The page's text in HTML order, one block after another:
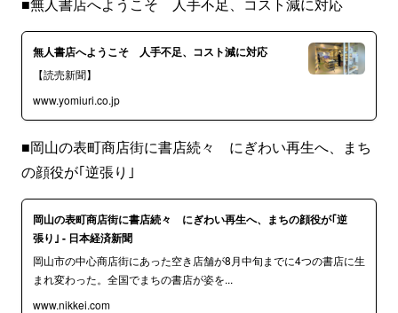
無人書店へようこそ 人手不足、コスト減に対応
【読売新聞】
www.yomiuri.co.jp
■岡山の表町商店街に書店続々 にぎわい再生へ、まち
の顔役が｢逆張り｣
岡山の表町商店街に書店続々 にぎわい再生へ、まちの顔役が｢逆
張り｣ - 日本経済新聞
岡山市の中心商店街にあった空き店舗が8月中旬までに4つの書店に生
まれ変わった。全国でまちの書店が姿を...
www.nikkei.com